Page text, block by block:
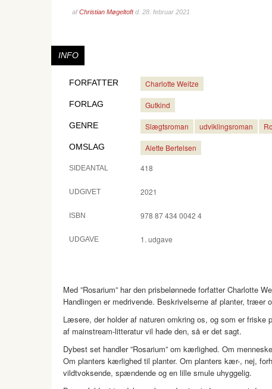
afChristian Møgeltoftd. 28. februar 2021
INFO
FORFATTER Charlotte Weitze
FORLAG Gutkind
GENRE Slægtsroman udviklingsroman
OMSLAG Alette Bertelsen
SIDEANTAL 418
UDGIVET 2021
ISBN 978 87 434 0042 4
UDGAVE 1. udgave
Med ”Rosarium” har den prisbelønnede forfatter Charlotte
Handlingen er medrivende. Beskrivelserne af planter,
Læsere, der holder af naturen omkring os, og som er friske
af mainstream-litteratur vil hade den, så er det sagt.
Dybest set handler ”Rosarium” om kærlighed. Om
Om planters kærlighed til planter. Om planters kær-, nej,
vildtvoksende, spændende og en lille smule uhyggelig.